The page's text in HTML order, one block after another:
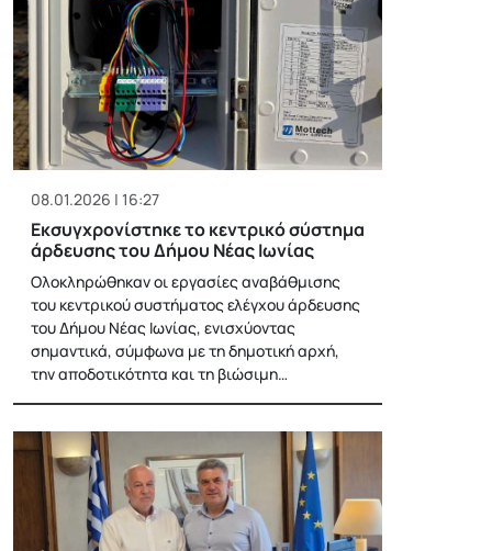
08.01.2026 | 16:27
Εκσυγχρονίστηκε το κεντρικό σύστημα
άρδευσης του Δήμου Νέας Ιωνίας
Ολοκληρώθηκαν οι εργασίες αναβάθμισης
του κεντρικού συστήματος ελέγχου άρδευσης
του Δήμου Νέας Ιωνίας, ενισχύοντας
σημαντικά, σύμφωνα με τη δημοτική αρχή,
την αποδοτικότητα και τη βιώσιμη…